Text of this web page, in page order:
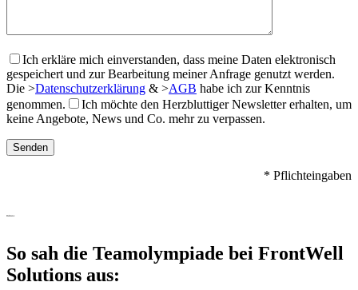
Ich erkläre mich einverstanden, dass meine Daten elektronisch
gespeichert und zur Bearbeitung meiner Anfrage genutzt werden.
Die >Datenschutzerklärung & >AGB habe ich zur Kenntnis
genommen.
Ich möchte den Herzbluttiger Newsletter erhalten, um
keine Angebote, News und Co. mehr zu verpassen.
* Pflichteingaben
Referenz
So sah die Teamolympiade bei FrontWell
Solutions aus: